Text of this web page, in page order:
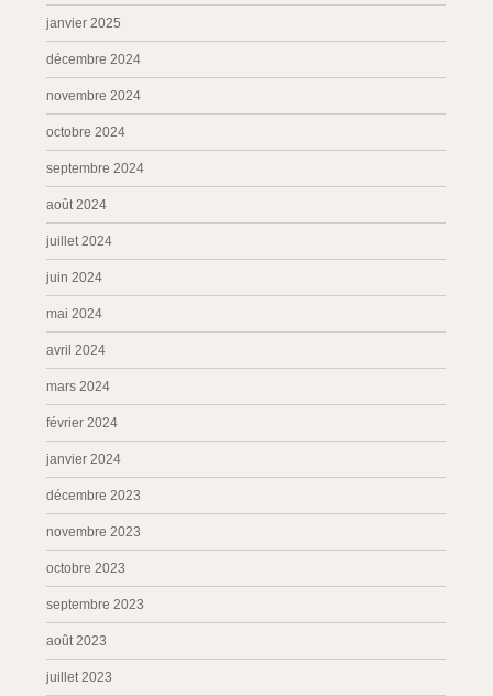
janvier 2025
décembre 2024
novembre 2024
octobre 2024
septembre 2024
août 2024
juillet 2024
juin 2024
mai 2024
avril 2024
mars 2024
février 2024
janvier 2024
décembre 2023
novembre 2023
octobre 2023
septembre 2023
août 2023
juillet 2023